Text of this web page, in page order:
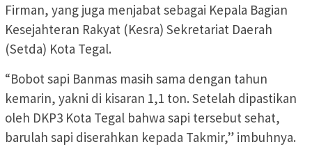
Firman, yang juga menjabat sebagai Kepala Bagian
Kesejahteran Rakyat (Kesra) Sekretariat Daerah
(Setda) Kota Tegal.
“Bobot sapi Banmas masih sama dengan tahun
kemarin, yakni di kisaran 1,1 ton. Setelah dipastikan
oleh DKP3 Kota Tegal bahwa sapi tersebut sehat,
barulah sapi diserahkan kepada Takmir,” imbuhnya.